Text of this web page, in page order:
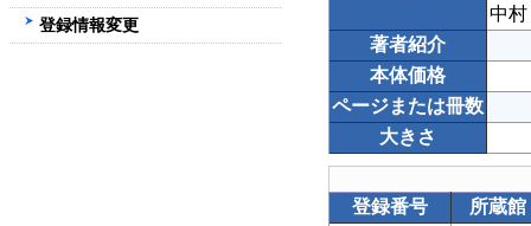
中
著者紹介
本体価格
ページまたは冊数
大きさ
登録番号
所蔵館
登録情報変更